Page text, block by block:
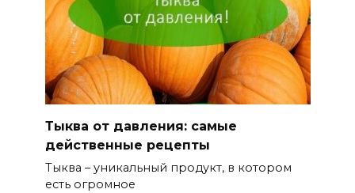
Тыква от давления: самые
действенные рецепты
Тыква – уникальный продукт, в котором
есть огромное